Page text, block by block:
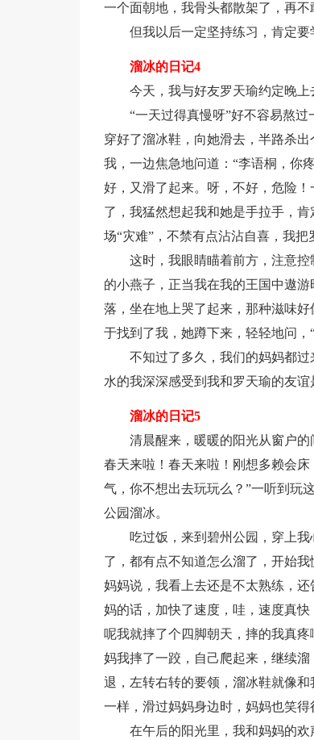
一个面朝地，我骨头都散架了，再不
但我以后一定坚持练习，肯定要
溜冰的日记4
今天，我与好友罗天瑜约定晚上
“一天过得真慢呀”好不容易熬
穿好了溜冰鞋，向她滑去，半路杀
我，一边焦急地问道：“李语桐，你
好，又滑了起来。呀，不好，危险
了，我猛然想起我和她是手拉手，
场“灾难”，不禁有点沾沾自喜，我
这时，我眼睛瞄着前方，注意
的小燕子，正当我在我的王国中遨
落，坐在地上哭了起来，那种滋味
于找到了我，她蹲下来，轻轻地问，
不知过了多久，我们的妈妈都
水的我深深感受到我和罗天瑜的友谊
溜冰的日记5
清晨醒来，暖暖的阳光从窗户
春天来啦！春天来啦！刚想多赖会
气，你不想出去玩玩么？”一听到玩
公园溜冰。
吃过饭，来到碧州公园，穿上
了，都有点不知道怎么溜了，开始
妈妈说，我看上去还是不太熟练，
妈的话，加快了速度，哇，速度真
呢我就摔了个四脚朝天，摔的我真
妈我摔了一跤，自己爬起来，继续
退，左转右转的要领，溜冰鞋就像
一样，滑过妈妈身边时，妈妈也笑得
在午后的阳光里，我和妈妈的